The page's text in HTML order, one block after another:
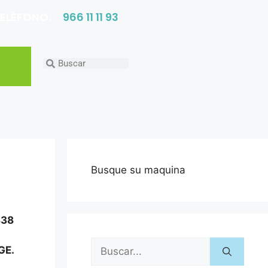
966 11 11 93
Busque su maquina